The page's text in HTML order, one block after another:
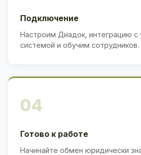
Подключение
Настроим Диадок, интеграцию с
системой и обучим сотрудников.
04
Готово к работе
Начинайте обмен юридически